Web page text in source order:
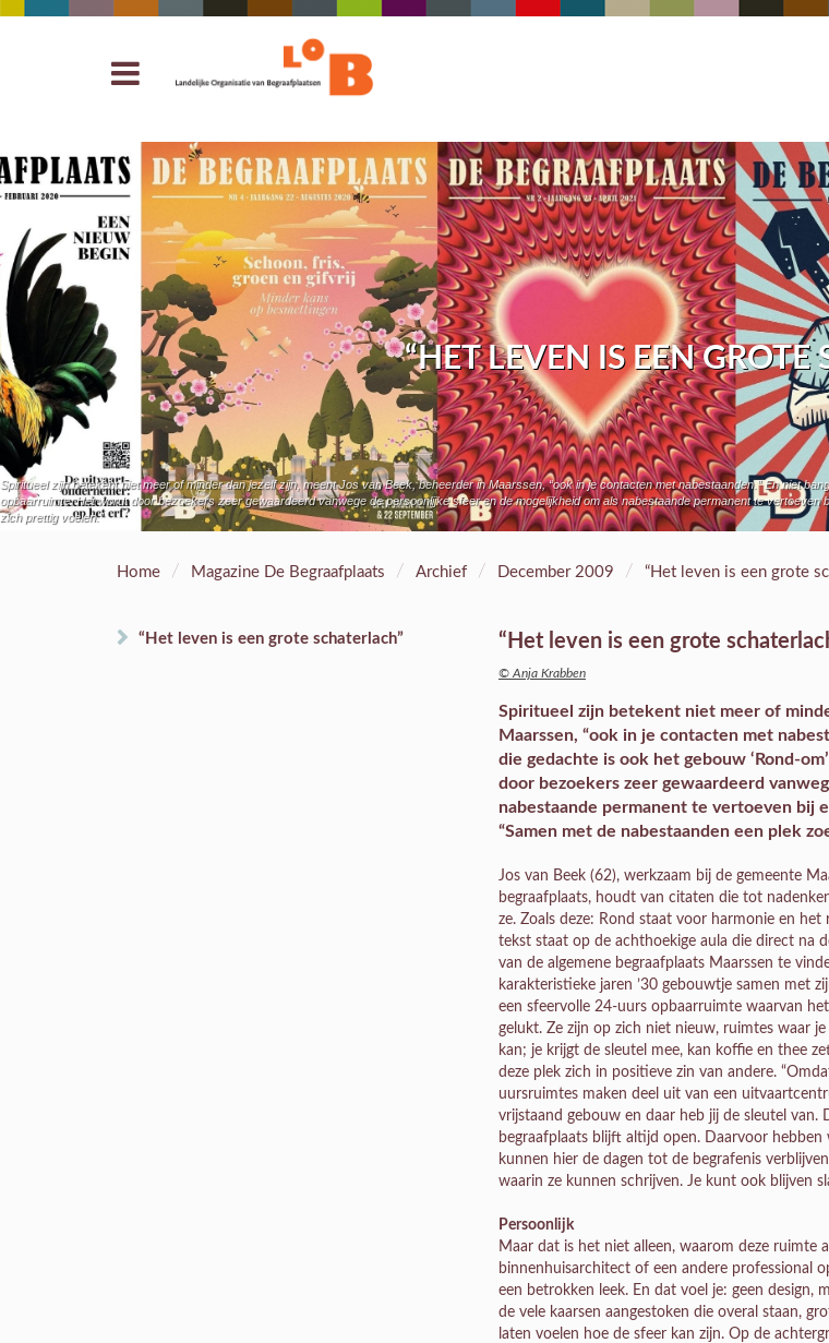
“HET LEVEN IS EEN GROTE
Spiritueel zijn betekent niet meer of minder dan jezelf zijn, meent Jos van Beek, beheerder in Maarssen, “ook in je contacten met nabestaanden.” En niet
opbaarruimte. Het wordt door bezoekers zeer gewaardeerd vanwege de persoonlijke sfeer en de mogelijkheid om als nabestaande permanent te
zich prettig voelen.”
Home / Magazine De Begraafplaats / Archief / December 2009 / “Het leven is een grote
“Het leven is een grote schaterlach” “Het leven is een grote
© Anja Krabben
Spiritueel zijn betekent niet meer of
Maarssen, “ook in je contacten met
die gedachte is ook het gebouw ‘Rond-
door bezoekers zeer gewaardeerd
nabestaande permanent te vertoeven bij
“Samen met de nabestaanden een plek
Jos van Beek (62), werkzaam bij de gemeente
begraafplaats, houdt van citaten die tot
ze. Zoals deze: Rond staat voor harmonie en
tekst staat op de achthoekige aula die direct na
van de algemene begraafplaats Maarssen te
karakteristieke jaren ’30 gebouwtje samen met
een sfeervolle 24-uurs opbaarruimte waarvan
gelukt. Ze zijn op zich niet nieuw, ruimtes waar
kan; je krijgt de sleutel mee, kan koffie en thee
deze plek zich in positieve zin van andere.
uursruimtes maken deel uit van een
vrijstaand gebouw en daar heb jij de sleutel van.
begraafplaats blijft altijd open. Daarvoor
kunnen hier de dagen tot de begrafenis
waarin ze kunnen schrijven. Je kunt ook blijven
Persoonlijk
Maar dat is het niet alleen, waarom deze ruimte
binnenhuisarchitect of een andere professional
een betrokken leek. En dat voel je: geen design,
de vele kaarsen aangestoken die overal staan,
laten voelen hoe de sfeer kan zijn. Op de